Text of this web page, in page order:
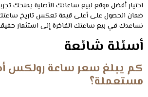
اختيار أفضل موقع لبيع ساعاتك الأصلية يمنحك
ضمان الحصول على أعلى قيمة تعكس تاريخ ساعتك
نساعدك في بيع ساعتك الفاخرة إلى استثمار
أسئلة شائعة
كم يبلغ سعر ساعة رولكس
مستعملة؟